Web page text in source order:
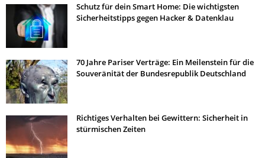
Schutz für dein Smart Home: Die wichtigsten
Sicherheitstipps gegen Hacker & Datenklau
70 Jahre Pariser Verträge: Ein Meilenstein für die
Souveränität der Bundesrepublik Deutschland
Richtiges Verhalten bei Gewittern: Sicherheit in
stürmischen Zeiten